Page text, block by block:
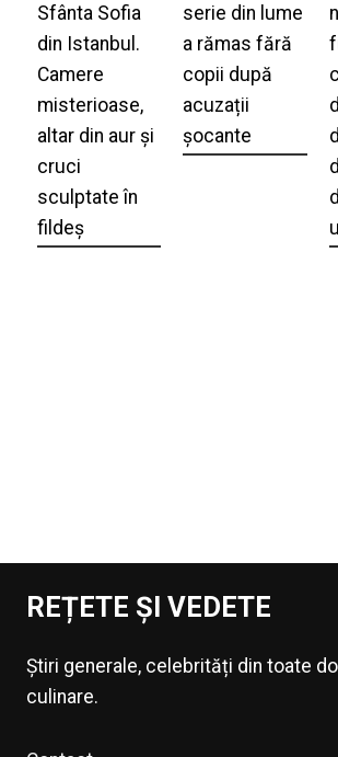
Sfânta Sofia
din Istanbul.
Camere
misterioase,
altar din aur și
cruci
sculptate în
fildeș
serie din lume
a rămas fără
copii după
acuzații
șocante
REȚETE ȘI VEDETE
Știri generale, celebrități din toate
culinare.